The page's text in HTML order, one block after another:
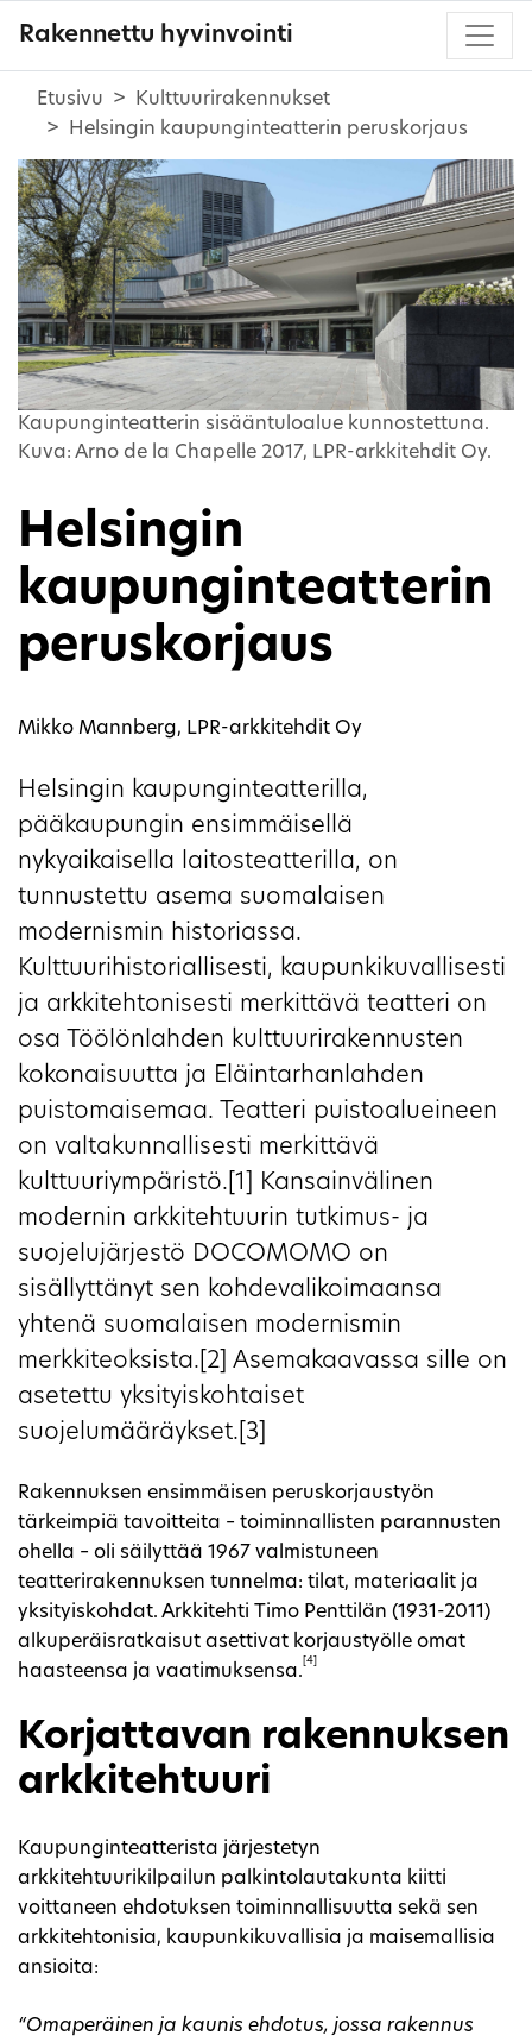
Rakennettu hyvinvointi
Etusivu
Kulttuurirakennukset
Helsingin kaupunginteatterin peruskorjaus
Kaupunginteatterin sisääntuloalue kunnostettuna.
Kuva: Arno de la Chapelle 2017, LPR-arkkitehdit Oy.
Helsingin
kaupunginteatterin
peruskorjaus
Mikko Mannberg, LPR-arkkitehdit Oy
Helsingin kaupunginteatterilla,
pääkaupungin ensimmäisellä
nykyaikaisella laitosteatterilla, on
tunnustettu asema suomalaisen
modernismin historiassa.
Kulttuurihistoriallisesti, kaupunkikuvallisesti
ja arkkitehtonisesti merkittävä teatteri on
osa Töölönlahden kulttuurirakennusten
kokonaisuutta ja Eläintarhanlahden
puistomaisemaa. Teatteri puistoalueineen
on valtakunnallisesti merkittävä
kulttuuriympäristö.[1] Kansainvälinen
modernin arkkitehtuurin tutkimus- ja
suojelujärjestö DOCOMOMO on
sisällyttänyt sen kohdevalikoimaansa
yhtenä suomalaisen modernismin
merkkiteoksista.[2] Asemakaavassa sille on
asetettu yksityiskohtaiset
suojelumääräykset.[3]
Rakennuksen ensimmäisen peruskorjaustyön
tärkeimpiä tavoitteita – toiminnallisten parannusten
ohella – oli säilyttää 1967 valmistuneen
teatterirakennuksen tunnelma: tilat, materiaalit ja
yksityiskohdat. Arkkitehti Timo Penttilän (1931-2011)
alkuperäisratkaisut asettivat korjaustyölle omat
haasteensa ja vaatimuksensa.
[4]
Korjattavan rakennuksen
arkkitehtuuri
Kaupunginteatterista järjestetyn
arkkitehtuurikilpailun palkintolautakunta kiitti
voittaneen ehdotuksen toiminnallisuutta sekä sen
arkkitehtonisia, kaupunkikuvallisia ja maisemallisia
ansioita:
“Omaperäinen ja kaunis ehdotus, jossa rakennus